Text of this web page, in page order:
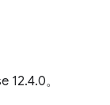
12.4.0。